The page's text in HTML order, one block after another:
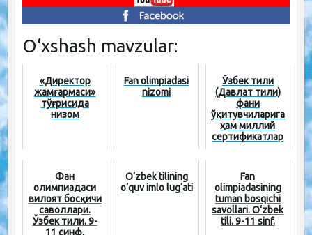
O‘xshash mavzular:
«Директор
жамғармаси»
тўғрисида
низом
Fan olimpiadasi
nizomi
Ўзбек тили
(Давлат тили)
фани
ўқитувчиларига
ҳам миллий
сертификатлар
Фан
олимпиадаси
вилоят босқичи
саволлари.
Ўзбек тили. 9-
11 синф.
O‘zbek tilining
o‘quv imlo lug‘ati
Fan
olimpiadasining
tuman bosqichi
savollari. O‘zbek
tili. 9-11 sinf.